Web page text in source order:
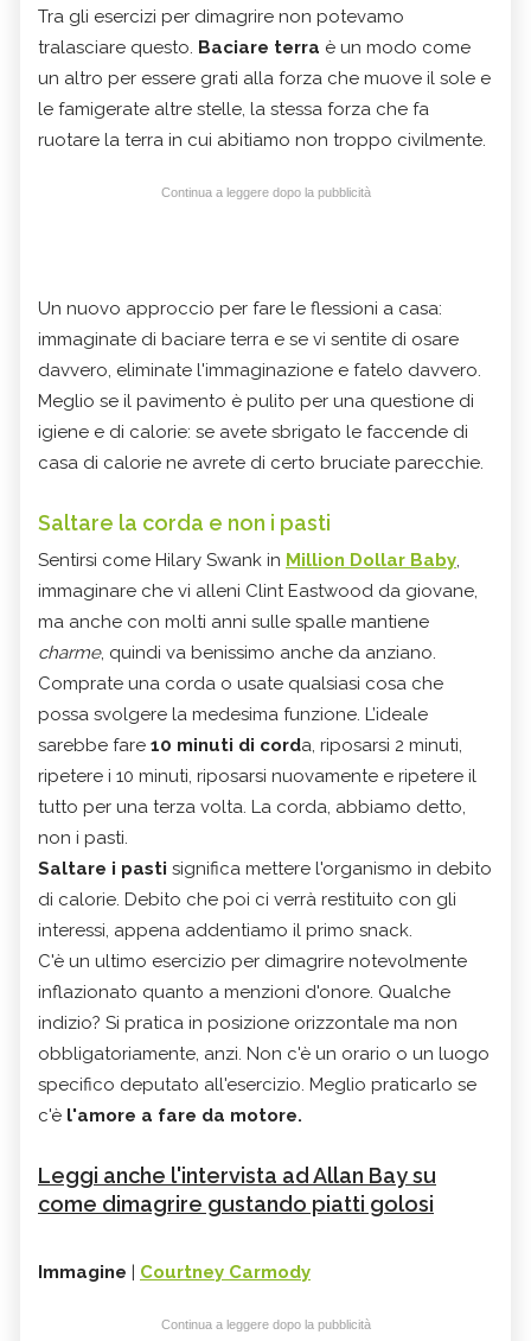
Tra gli esercizi per dimagrire non potevamo
tralasciare questo. Baciare terra è un modo come
un altro per essere grati alla forza che muove il sole e
le famigerate altre stelle, la stessa forza che fa
ruotare la terra in cui abitiamo non troppo civilmente.
Continua a leggere dopo la pubblicità
Un nuovo approccio per fare le flessioni a casa:
immaginate di baciare terra e se vi sentite di osare
davvero, eliminate l'immaginazione e fatelo davvero.
Meglio se il pavimento è pulito per una questione di
igiene e di calorie: se avete sbrigato le faccende di
casa di calorie ne avrete di certo bruciate parecchie.
Saltare la corda e non i pasti
Sentirsi come Hilary Swank in Million Dollar Baby,
immaginare che vi alleni Clint Eastwood da giovane,
ma anche con molti anni sulle spalle mantiene
charme, quindi va benissimo anche da anziano.
Comprate una corda o usate qualsiasi cosa che
possa svolgere la medesima funzione. L’ideale
sarebbe fare 10 minuti di corda, riposarsi 2 minuti,
ripetere i 10 minuti, riposarsi nuovamente e ripetere il
tutto per una terza volta. La corda, abbiamo detto,
non i pasti.
Saltare i pasti significa mettere l'organismo in debito
di calorie. Debito che poi ci verrà restituito con gli
interessi, appena addentiamo il primo snack.
C'è un ultimo esercizio per dimagrire notevolmente
inflazionato quanto a menzioni d'onore. Qualche
indizio? Si pratica in posizione orizzontale ma non
obbligatoriamente, anzi. Non c'è un orario o un luogo
specifico deputato all'esercizio. Meglio praticarlo se
c'è l'amore a fare da motore.
Leggi anche l'intervista ad Allan Bay su
come dimagrire gustando piatti golosi
Immagine | Courtney Carmody
Continua a leggere dopo la pubblicità